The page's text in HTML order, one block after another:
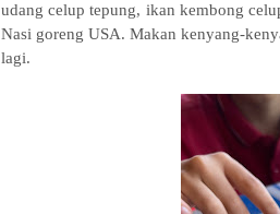
udang celup tepung, ikan kembong
Nasi goreng USA. Makan kenyang-
lagi.